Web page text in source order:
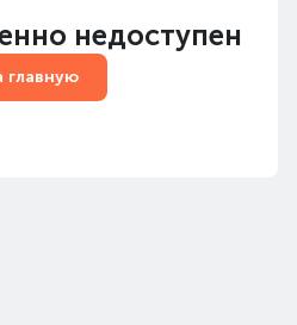
недоступен
главную